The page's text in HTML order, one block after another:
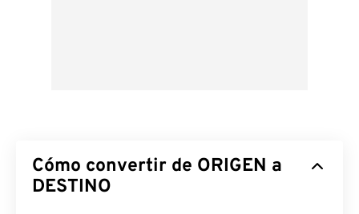
Cómo convertir de ORIGEN a
DESTINO